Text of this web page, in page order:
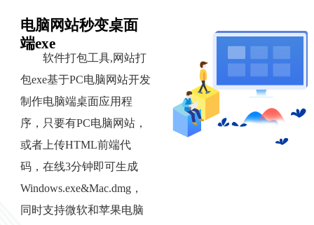
电脑网站秒变桌面
端exe
软件打包工具,网站打
包exe基于PC电脑网站开发
制作电脑端桌面应用程
序，只要有PC电脑网站，
或者上传HTML前端代
码，在线3分钟即可生成
Windows.exe&Mac.dmg，
同时支持微软和苹果电脑